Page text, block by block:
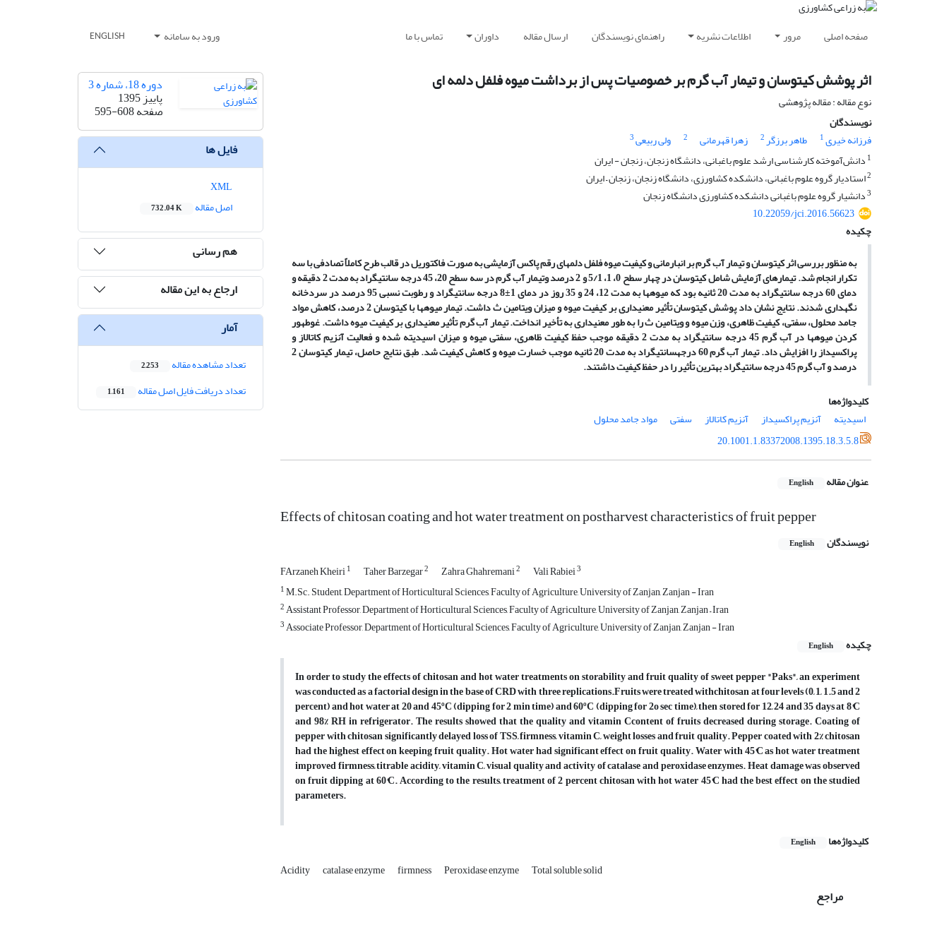
صفحه اصلی مرور اطلاعات نشریه راهنمای نویسندگان ارسال مقاله داوران تماس با ما ورود به سامانه ENGLISH
اثر پوشش کیتوسان و تیمار آب گرم بر خصوصیات پس از برداشت میوه فلفل دلمه ای
نوع مقاله : مقاله پژوهشی
نویسندگان
فرزانه خیری1 طاهر برزگر2 زهرا قهرمانی 2 ولی ربیعی3
1 دانش‌آموخته کارشناسی ارشد علوم باغبانی، دانشگاه زنجان، زنجان - ایران
2استادیار گروه علوم باغبانی، دانشکده کشاورزی، دانشگاه زنجان، زنجان – ایران
3دانشیار گروه علوم باغبانی دانشکده کشاورزی دانشگاه زنجان
10.22059/jci.2016.56623
چکیده
به منظور بررسی اثر کیتوسان و تیمار آب گرم بر انبارمانی و کیفیت میوه فلفل دلمه­ای رقم پاکس آزمایشی به صورت فاکتوریل در قالب طرح کاملاً تصادفی با سه
تکرار انجام شد. تیمارهای آزمایش شامل کیتوسان در چهار سطح 0، 1، 5/1 و 2 درصد وتیمار آب گرم در سه سطح 20، 45 درجه سانتی­گراد به مدت 2 دقیقه و
دمای 60 درجه سانتی­گراد به مدت 20 ثانیه بود که میوه­ها به مدت 12، 24 و 35 روز در دمای 1±8 درجه ­سانتی­گراد و رطوبت نسبی 95 درصد در سردخانه
نگهداری شدند. نتایج نشان داد پوشش کیتوسان تأثیر معنی­داری بر کیفیت میوه و میزان ویتامین ث داشت. تیمار میوه­ها با کیتوسان 2 درصد، کاهش مواد
جامد محلول، سفتی، کیفیت ظاهری، وزن میوه و ویتامین ث را به طور معنی­داری به تأخیر انداخت. تیمار آب گرم تأثیر معنی­داری بر کیفیت میوه داشت. غوطه­ور
کردن میوه­ها در آب گرم 45 درجه سانتی­گراد به مدت 2 دقیقه موجب حفظ کیفیت ظاهری، سفتی میوه و میزان اسیدیته شده و فعالیت آنزیم کاتالاز و
پراکسیداز را افزایش داد. تیمار آب گرم 60 درجه­سانتی­گراد به مدت 20 ثانیه موجب خسارت میوه و کاهش کیفیت شد. طبق نتایج حاصل، تیمار کیتوسان 2
درصد و آب گرم 45 درجه سانتی­گراد بهترین تأثیر را در حفظ کیفیت داشتند.
کلیدواژه‌ها
اسیدیته
آنزیم پراکسیداز آنزیم کاتالاز سفتی
مواد جامد محلول
20.1001.1.83372008.1395.18.3.5.8
عنوان مقاله English
Effects of chitosan coating and hot water treatment on postharvest characteristics of fruit pepper
نویسندگان English
FArzaneh Kheiri1 Taher Barzegar2 Zahra Ghahremani2 Vali Rabiei3
1M.Sc. Student, Department of Horticultural Sciences, Faculty of Agriculture, University of Zanjan, Zanjan - Iran
2Assistant Professor, Department of Horticultural Sciences, Faculty of Agriculture, University of Zanjan, Zanjan – Iran
3Associate Professor, Department of Horticultural Sciences, Faculty of Agriculture, University of Zanjan, Zanjan - Iran
چکیده
English
In order to study the effects of chitosan and hot water treatments on storability and fruit quality of sweet pepper "Paks", an experiment
was conducted as a factorial design in the base of CRD with three replications.Fruits were treated withchitosan at four levels (0, 1, 1.5 and 2
percent) and hot water at 20 and 45ºC (dipping for 2 min time) and 60ºC (dipping for 2o sec time), then stored for 12, 24 and 35 days at 8°C
and 98% RH in refrigerator. The results showed that the quality and vitamin Ccontent of fruits decreased during storage. Coating of
pepper with chitosan significantly delayed loss of TSS, firmness, vitamin C, weight losses and fruit quality. Pepper coated with 2% chitosan
had the highest effect on keeping fruit quality. Hot water had significant effect on fruit quality. Water with 45°C as hot water treatment
improved firmness, titrable acidity, vitamin C, visual quality and activity of catalase and peroxidase enzymes. Heat damage was observed
on fruit dipping at 60°C. According to the results, treatment of 2 percent chitosan with hot water 45°C had the best effect on the studied
parameters.
کلیدواژه‌ها English
Acidity catalase enzyme firmness Peroxidase enzyme Total soluble solid
مراجع
دوره 18، شماره 3
پاییز 1395
صفحه595-608
فایل ها
اصل مقاله
732.04 K
هم رسانی
ارجاع به این مقاله
آمار
تعداد مشاهده مقاله 2,253
تعداد دریافت فایل اصل مقاله 1,161